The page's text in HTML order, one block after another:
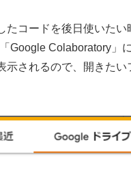
たコードを後日使いたい
Google Colaboratory」
示されるので、開きたい